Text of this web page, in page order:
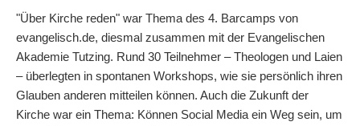
"Über Kirche reden" war Thema des 4. Barcamps von
evangelisch.de, diesmal zusammen mit der Evangelischen
Akademie Tutzing. Rund 30 Teilnehmer – Theologen und Laien
– überlegten in spontanen Workshops, wie sie persönlich ihren
Glauben anderen mitteilen können. Auch die Zukunft der
Kirche war ein Thema: Können Social Media ein Weg sein, um